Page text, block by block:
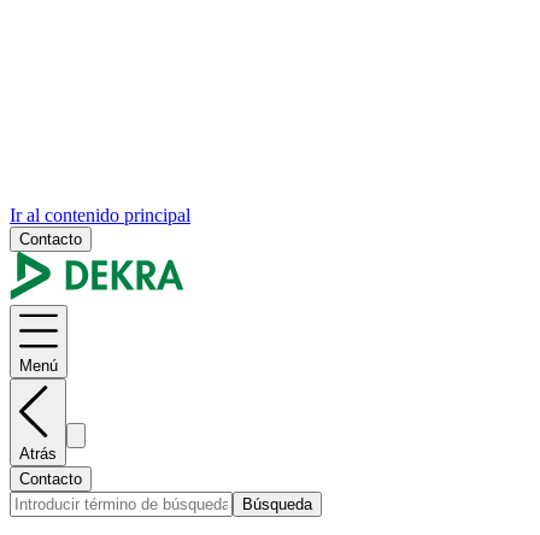
Ir al contenido principal
Contacto
Menú
Atrás
Contacto
Búsqueda